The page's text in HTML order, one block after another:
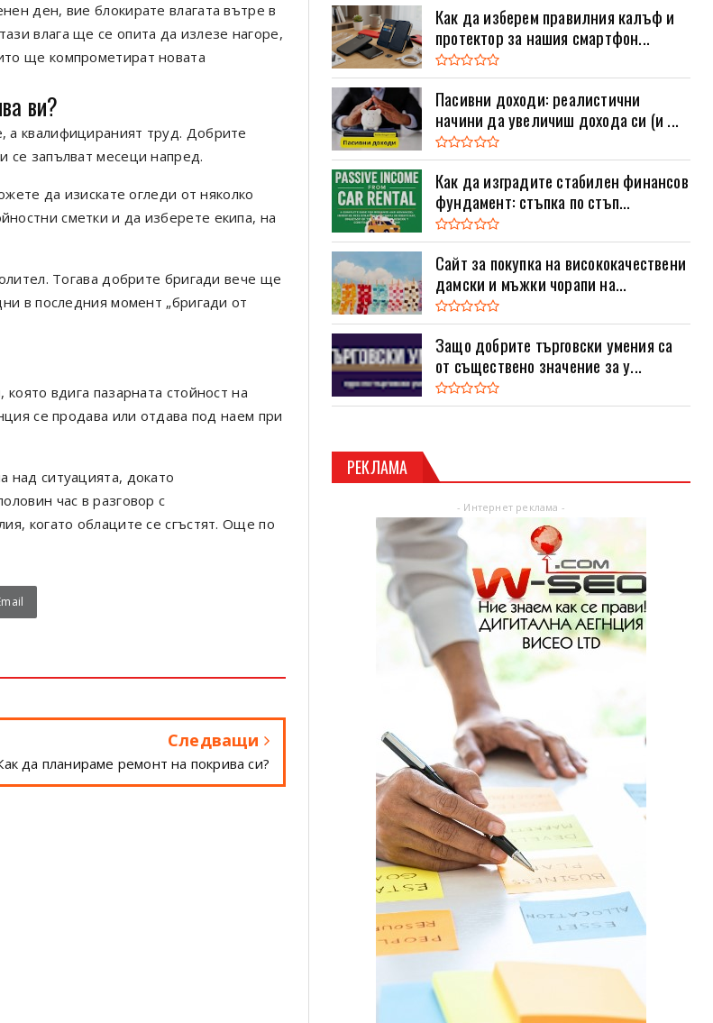
ден, вие блокирате влагата вътре в
влага ще се опита да излезе нагоре,
ще компрометират новата
ви?
а квалифицираният труд. Добрите
се запълват месеци напред.
да изискате огледи от няколко
сметки и да изберете екипа, на
Тогава добрите бригади вече ще
в последния момент „бригади от
вдига пазарната стойност на
се продава или отдава под наем при
над ситуацията, докато
час в разговор с
когато облаците се сгъстят. Още по
Следващи
да планираме ремонт на покрива си?
Как да изберем правилния калъф и
протектор за нашия смартфон...
Пасивни доходи: реалистични
начини да увеличиш дохода си (и ...
Как да изградите стабилен финансов
фундамент: стъпка по стъп...
Сайт за покупка на висококачествени
дамски и мъжки чорапи на...
Защо добрите търговски умения са
от съществено значение за у...
РЕКЛАМА
- Интернет реклама -